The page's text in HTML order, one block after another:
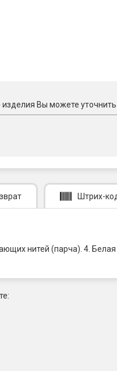
изделия Вы можете
Штрих-
нитей (парча). 4.